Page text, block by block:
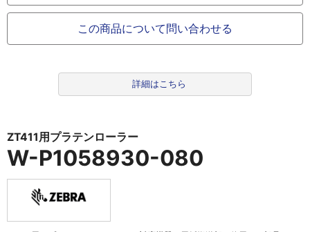
この商品について問い合わせる
詳細はこちら
ZT411用プラテンローラー
W-P1058930-080